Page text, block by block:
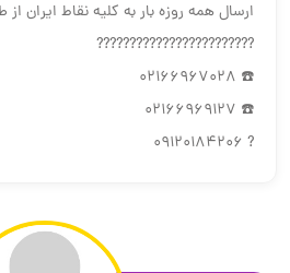
ارسال همه روزه بار به كليه نقاط ايران از
????????????????????????
☎️ 02166967028
☎️ 02166969127
? 09120184206